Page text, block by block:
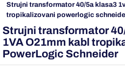
strujni transformator 40/5a klasa3 1va o21mm kabl
tropikalizovani powerlogic
Strujni transformator
1VA O21mm kabl
PowerLogic Schneider